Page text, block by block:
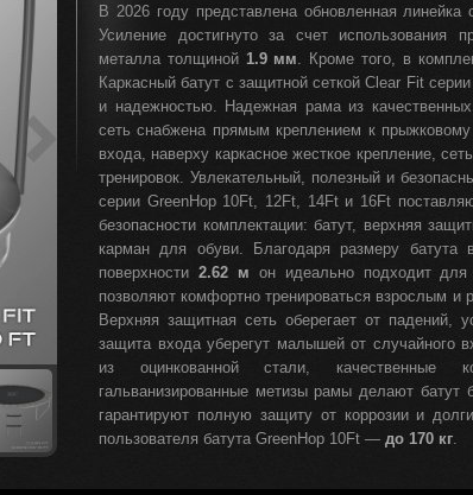
В 2026 году представлена обновленная линейка
Усиление достигнуто за счет использования
металла толщиной 1.9 мм. Кроме того, в
Каркасный батут с защитной сеткой Clear Fit
и надежностью. Надежная рама из
сеть снабжена прямым креплением к
входа, наверху каркасное жесткое крепление,
тренировок. Увлекательный, полезный и
серии GreenHop 10Ft, 12Ft, 14Ft и 16Ft
безопасности комплектации: батут, верхняя
карман для обуви. Благодаря размеру
поверхности 2.62 м он идеально подходит для
позволяют комфортно тренироваться взрослым и
Верхняя защитная сеть оберегает от падений,
защита входа уберегут малышей от случайного
из оцинкованной стали, качественные
гальванизированные метизы рамы делают
гарантируют полную защиту от коррозии и
пользователя батута GreenHop 10Ft — до 170 кг.